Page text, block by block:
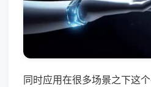
同时应用在很多场景之下这